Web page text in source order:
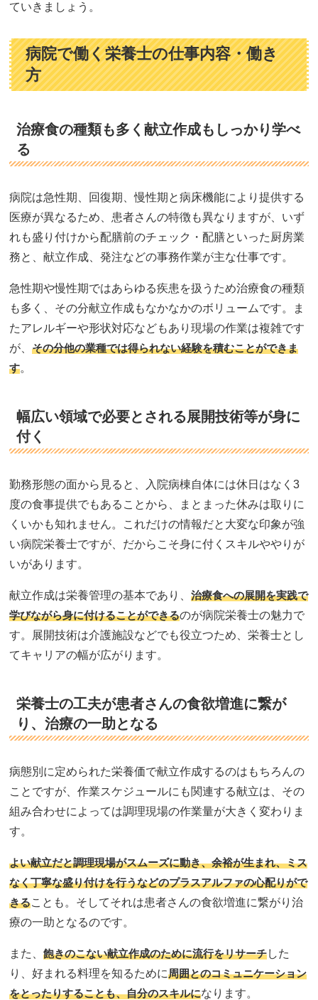
ていきましょう。
病院で働く栄養士の仕事内容・働き
方
治療食の種類も多く献立作成もしっかり学べ
る
病院は急性期、回復期、慢性期と病床機能により提供する
医療が異なるため、患者さんの特徴も異なりますが、いず
れも盛り付けから配膳前のチェック・配膳といった厨房業
務と、献立作成、発注などの事務作業が主な仕事です。
急性期や慢性期ではあらゆる疾患を扱うため治療食の種類
も多く、その分献立作成もなかなかのボリュームです。ま
たアレルギーや形状対応などもあり現場の作業は複雑です
が、その分他の業種では得られない経験を積むことができま
す。
幅広い領域で必要とされる展開技術等が身に
付く
勤務形態の面から見ると、入院病棟自体には休日はなく3
度の食事提供でもあることから、まとまった休みは取りに
くいかも知れません。これだけの情報だと大変な印象が強
い病院栄養士ですが、だからこそ身に付くスキルややりが
いがあります。
献立作成は栄養管理の基本であり、治療食への展開を実践で
学びながら身に付けることができるのが病院栄養士の魅力で
す。展開技術は介護施設などでも役立つため、栄養士とし
てキャリアの幅が広がります。
栄養士の工夫が患者さんの食欲増進に繋が
り、治療の一助となる
病態別に定められた栄養価で献立作成するのはもちろんの
ことですが、作業スケジュールにも関連する献立は、その
組み合わせによっては調理現場の作業量が大きく変わりま
す。
よい献立だと調理現場がスムーズに動き、余裕が生まれ、ミス
なく丁寧な盛り付けを行うなどのプラスアルファの心配りがで
きることも。そしてそれは患者さんの食欲増進に繋がり治
療の一助となるのです。
また、飽きのこない献立作成のために流行をリサーチした
り、好まれる料理を知るために周囲とのコミュニケーション
をとったりすることも、自分のスキルになります。